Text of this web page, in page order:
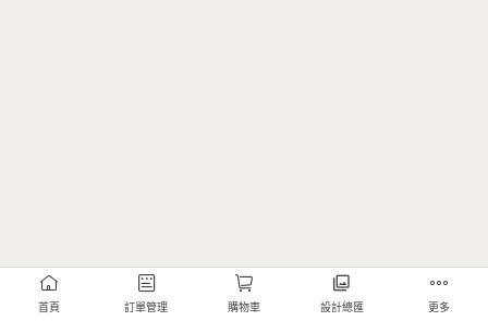
首頁 訂單管理 購物車 設計總匯 更多